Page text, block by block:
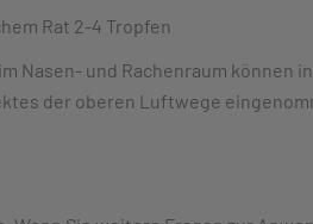
Rat 2-4 Tropfen
Nasen- und Rachenraum
der oberen Luftwege